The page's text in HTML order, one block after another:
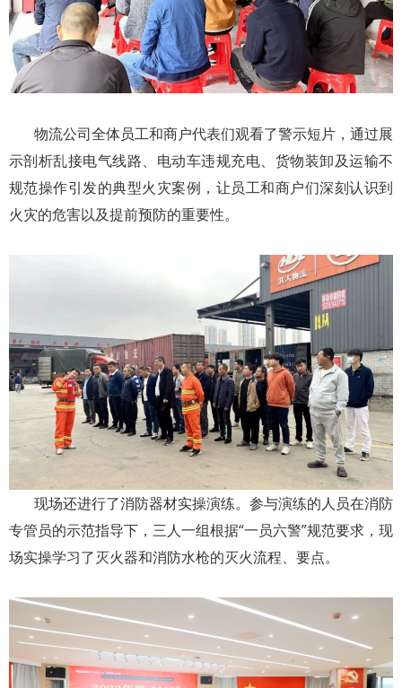
物流公司全体员工和商户代表们观看了警示短片，通过展
示剖析乱接电气线路、电动车违规充电、货物装卸及运输不
规范操作引发的典型火灾案例，让员工和商户们深刻认识到
火灾的危害以及提前预防的重要性。
现场还进行了消防器材实操演练。参与演练的人员在消防
专管员的示范指导下，三人一组根据“一员六警”规范要求，现
场实操学习了灭火器和消防水枪的灭火流程、要点。